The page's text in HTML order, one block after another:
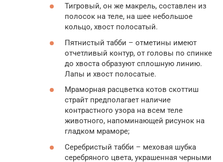
Тигровый, он же макрель, составлен из
полосок на теле, на шее небольшое
кольцо, хвост полосатый.
Пятнистый табби – отметины имеют
отчетливый контур, от головы по спинке
до хвоста образуют сплошную линию.
Лапы и хвост полосатые.
Мраморная расцветка котов скоттиш
страйт предполагает наличие
контрастного узора на всем теле
животного, напоминающей рисунок на
гладком мраморе;
Серебристый табби – меховая шубка
серебряного цвета, украшенная черными